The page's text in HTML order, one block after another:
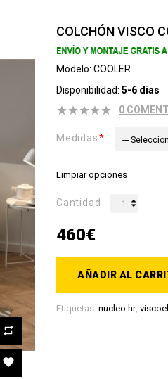
COLCHÓN VISCO
Modelo: COOLER
Disponibilidad: 5-6 dias
0
Medidas ---
Limpiar opciones
Cantidad
460€
AÑADIR AL
Etiquetas: nucleo hr,